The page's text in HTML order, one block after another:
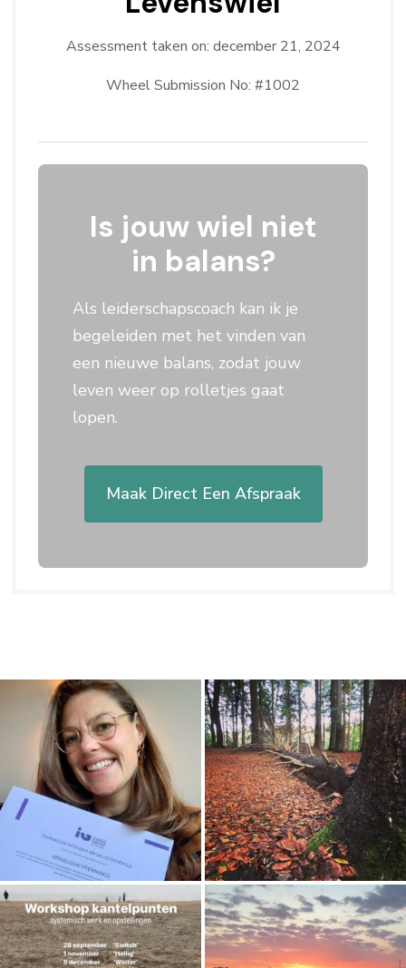
Assessment taken on: december 21, 2024
Wheel Submission No: #1002
Is jouw wiel niet
in balans?
Als leiderschapscoach kan ik je
begeleiden met het vinden van
een nieuwe balans, zodat jouw
leven weer op rolletjes gaat
lopen.
Maak Direct Een Afspraak